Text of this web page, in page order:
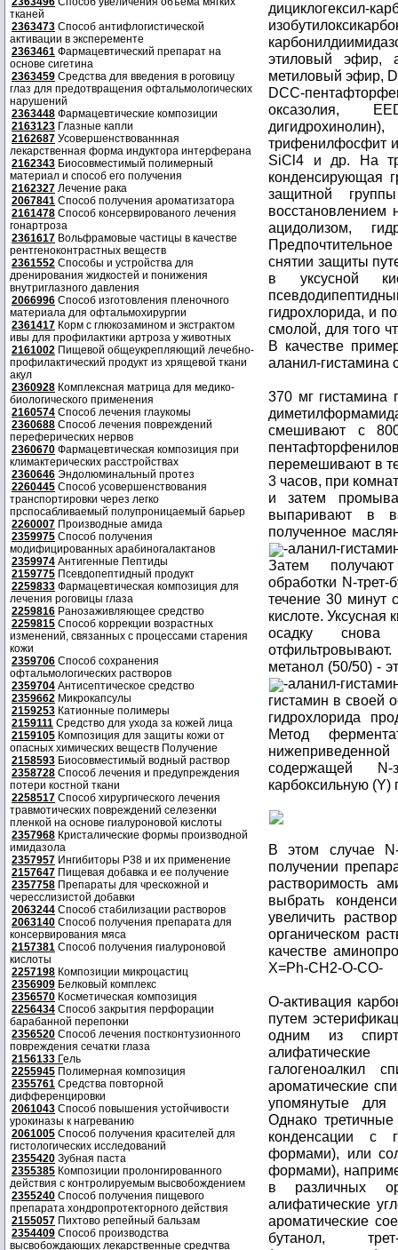
тканей
2363473 Способ антифлогистической
активации в эксперементе
2363461 Фармацевтический препарат на
основе сигетина
2363459 Средства для введения в роговицу
глаз для предотвращения офтальмологических
нарушений
2363448 Фармацевтические композиции
2163123 Глазные капли
2162687 Усовершенствованнная
лекарственная форма индуктора интерферана
2162343 Биосовместимый полимерный
материал и способ его получения
2162327 Лечение рака
2067841 Способ получения ароматизатора
2161478 Способ консервированого лечения
гонартроза
2361617 Вольфрамовые частицы в качестве
рентгеноконтрастных веществ
2361552 Способы и устройства для
дренирования жидкостей и понижения
внутриглазного давления
2066996 Способ изготовления пленочного
материала для офтальмохирургии
2361417 Корм с глюкозамином и экстрактом
ивы для профилактики артроза у животных
2161002 Пищевой общеукрепляющий лечебно-
профилактический продукт из хрящевой ткани
акул
2360928 Комплексная матрица для медико-
биологического применения
2160574 Способ лечения глаукомы
2360688 Способ лечения повреждений
переферических нервов
2360670 Фармацевтическая композиция при
климактерических расстройствах
2360646 Эндолюминальный протез
2260445 Способ усовершенствования
транспортировки через легко
прспосабливаемый полупроницаемый барьер
2260007 Производные амида
2359975 Способ получения
модифицированных арабиногалактанов
2359974 Антигенные Пептиды
2159775 Псевдопептидный продукт
2259833 Фармацевтическая композиция для
лечения роговицы глаза
2259816 Ранозаживляющее средство
2259815 Способ коррекции возрастных
изменений, связанных с процессами старения
кожи
2359706 Способ сохранения
офтальмологических растворов
2359704 Антисептическое средство
2359662 Микрокапсулы
2159253 Катионные полимеры
2159111 Средство для ухода за кожей лица
2159105 Композиция для защиты кожи от
опасных химических веществ Получение
2158593 Биосовместимый водный раствор
2358728 Способ лечения и предупреждения
потери костной ткани
2258517 Способ хирургического лечения
травмотических повреждений селезенки
пленкой на основе гиалуроновой кислоты
2357968 Кристалические формы производной
имидазола
2357957 Ингибиторы P38 и их применение
2157647 Пищевая добавка и ее получение
2357758 Препараты для чрескожной и
чересслизистой добавки
2063244 Способ стабилизации растворов
2063140 Способ получения препарата для
консервирования мяса
2157381 Способ получения гиалуроновой
кислоты
2257198 Композиции микроцастиц
2356909 Белковый комплекс
2356570 Косметическая композиция
2256434 Способ закрытия перфорации
барабанной перепонки
2356520 Способ лечения постконтузионного
повреждения сечатки глаза
2156133 Гель
2255945 Полимерная композиция
2355761 Средства повторной
дифференцировки
2061043 Способ повышения устойчивости
урокиназы к нагреванию
2061005 Способ получения красителей для
гистологических исследований
2355420 Зубная паста
2355385 Композиции пролонгированного
действия с контролируемым высвобождением
2355240 Способ получения пищевого
препарата хондропротекторного действия
2155057 Пихтово репейный бальзам
2354409 Способ производства
высвобождающих лекарственные средчтва
этиловый эфир,
метиловый эфир,
DCC-
оксазолия,
трифенилфосфит
SiCl4 и др. На
конденсирующая
защитной
восстановлением
ацидолизом,
снятии защиты
в уксусной
гидрохлорида, и
смолой, для того
В качестве
аланил-
370 мг гистамина
смешивают с 800
перемешивают в
3 часов, при
и затем
выпаривают в
полученное
-аланил-
Затем
обработки N-трет-
течение 30 минут
кислоте. Уксусная
осадку
метанол (50/50) -
-аланил-
гистамин в своей
гидрохлорида
Метод
содержащей
карбоксильную (Y)
В этом случае
получении
растворимость
выбрать
увеличить
органическом
качестве
X=Ph-CH2-O-CO-
O-активация
путем
одним из
галогеноалкил
ароматические
упомянутые для
Однако
конденсации с
формами), или
формами),
в различных
алифатические
ароматические
бутанол,